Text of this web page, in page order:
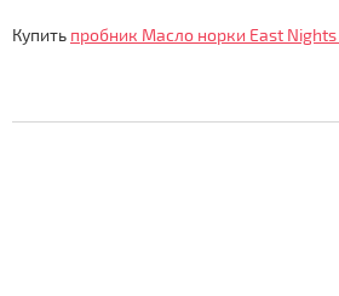
Купить пробник Масло норки East